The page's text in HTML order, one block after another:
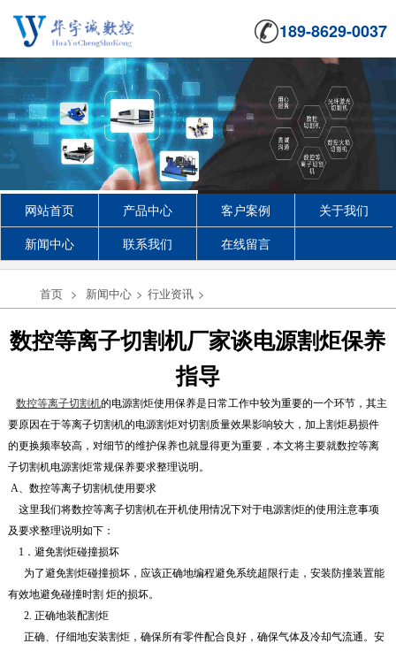
189-8629-0037
网站首页 产品中心 客户案例
关于我们
新闻中心
联系我们 在线留言
首页 > 新闻中心 > 行业资讯 >
数控等离子切割机厂家谈电源割炬保养
指导
数控等离子切割机的电源割炬使用保养是日常工作中较为重要的一个环节，其主
要原因在于等离子切割机的电源割炬对切割质量效果影响较大，加上割炬易损件
的更换频率较高，对细节的维护保养也就显得更为重要，本文将主要就数控等离
子切割机电源割炬常规保养要求整理说明。
A、数控等离子切割机使用要求
这里我们将数控等离子切割机在开机使用情况下对于电源割炬的使用注意事项
及要求整理说明如下：
1．避免割炬碰撞损坏
为了避免割炬碰撞损坏，应该正确地编程避免系统超限行走，安装防撞装置能
有效地避免碰撞时割 炬的损坏。
2. 正确地装配割炬
正确、仔细地安装割炬，确保所有零件配合良好，确保气体及冷却气流通。安